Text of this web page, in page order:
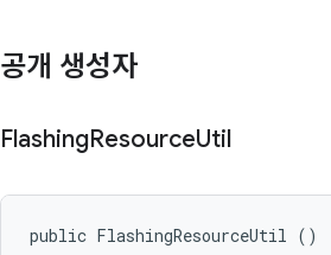
공개 생성자
FlashingResourceUtil
public FlashingResourceUtil ()